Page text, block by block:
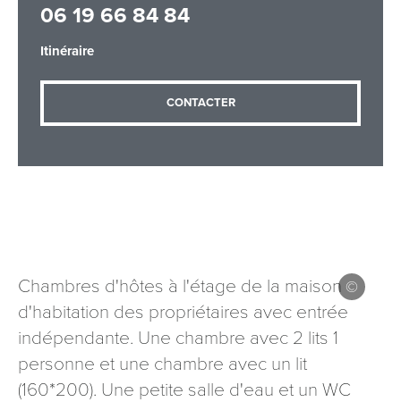
06 19 66 84 84
Itinéraire
CONTACTER
Chambres d'hôtes à l'étage de la maison
d'habitation des propriétaires avec entrée
indépendante. Une chambre avec 2 lits 1
personne et une chambre avec un lit
(160*200). Une petite salle d'eau et un WC
Les informations recueillies à partir de ce formulaire sont
nécessaires au traitement de votre demande (sauf
mention contraire). Vous disposez d’un droit d’accès, de
rectification et d’opposition aux données vous concernant,
que vous pouvez exercer en adressant une demande par
courriel à tourisme@departement54.fr ou par courrier